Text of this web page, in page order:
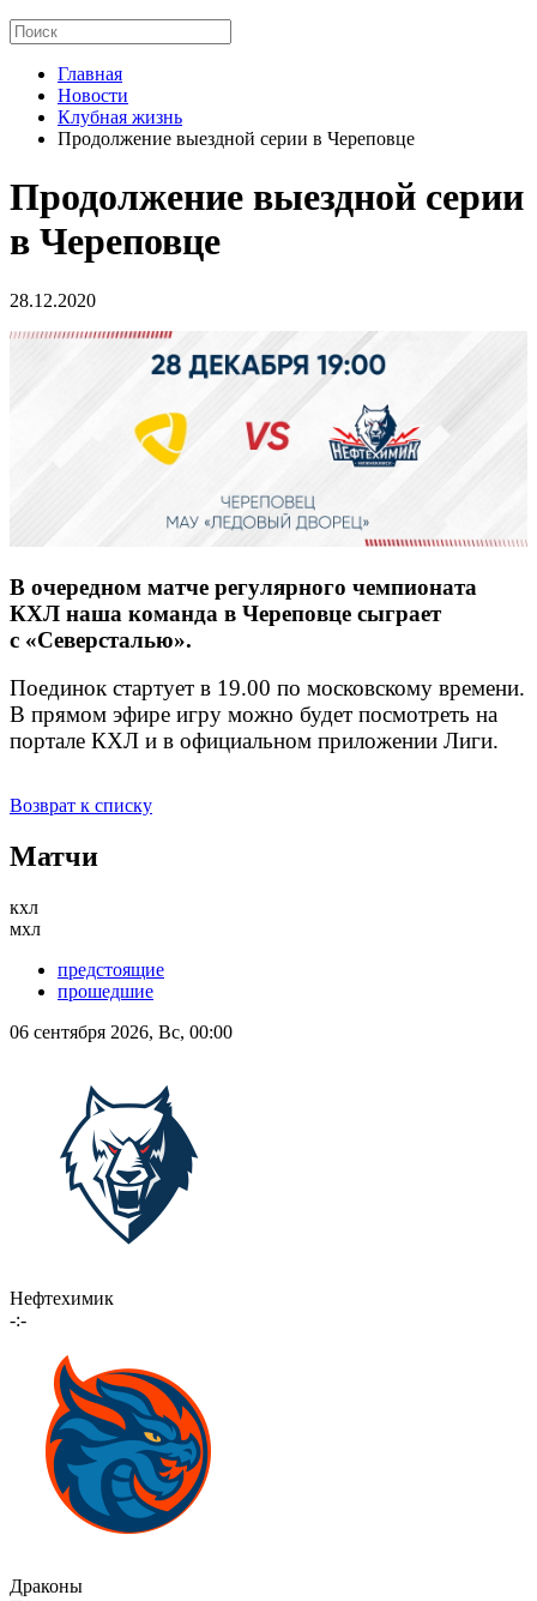
Главная
Новости
Клубная жизнь
Продолжение выездной серии в Череповце
Продолжение выездной серии
в Череповце
28.12.2020
В очередном матче регулярного чемпионата
КХЛ наша команда в Череповце сыграет
с «Северсталью».
Поединок стартует в 19.00 по московскому времени.
В прямом эфире игру можно будет посмотреть на
портале КХЛ и в официальном приложении Лиги.
Возврат к списку
Матчи
кхл
мхл
предстоящие
прошедшие
06 сентября 2026, Вс, 00:00
Нефтехимик
-:-
Драконы